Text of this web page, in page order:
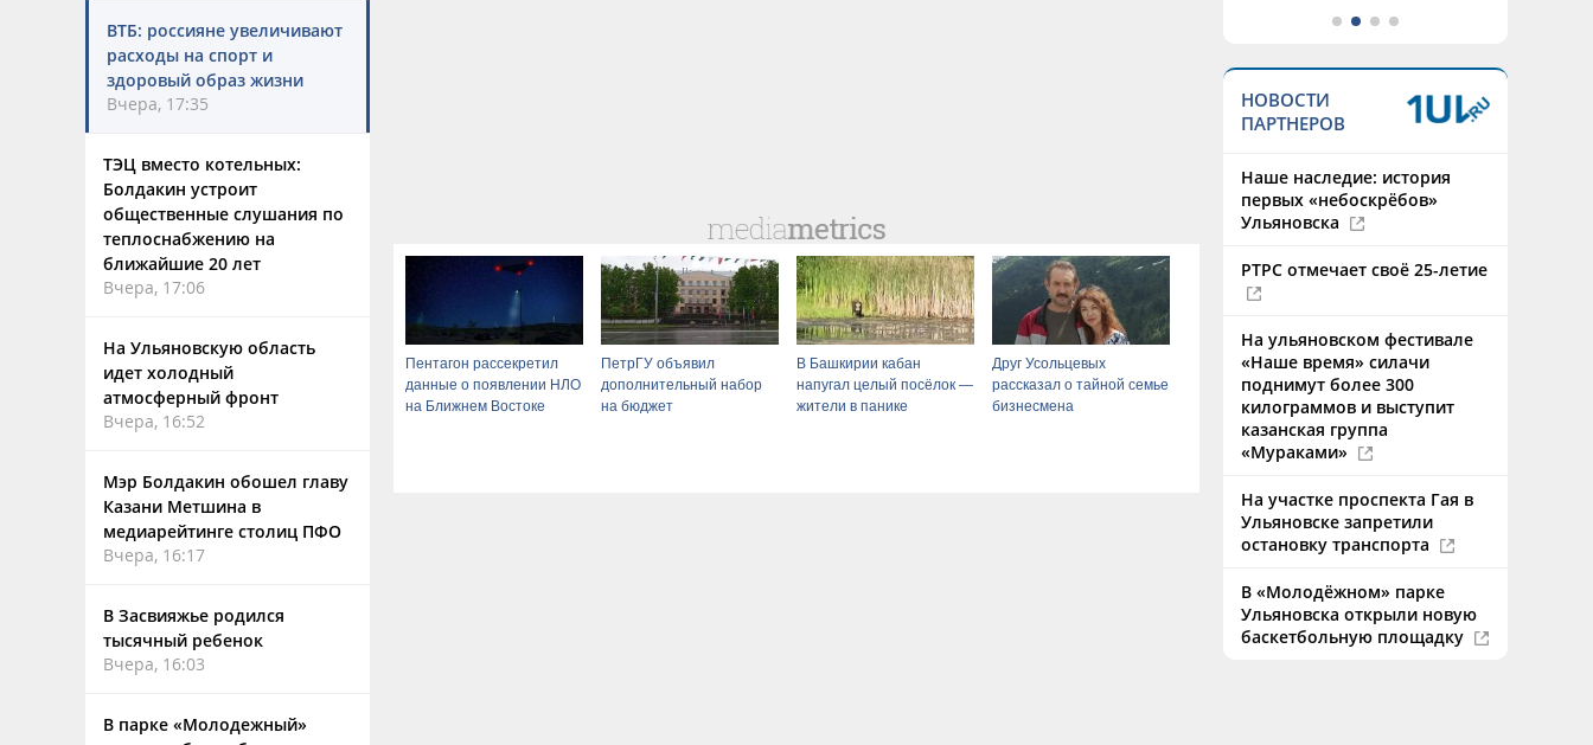
ВТБ: россияне увеличивают
расходы на спорт и
здоровый образ жизни
Вчера, 17:35
ТЭЦ вместо котельных:
Болдакин устроит
общественные слушания по
теплоснабжению на
ближайшие 20 лет
Вчера, 17:06
На Ульяновскую область
идет холодный
атмосферный фронт
Вчера, 16:52
Мэр Болдакин обошел главу
Казани Метшина в
медиарейтинге столиц ПФО
Вчера, 16:17
В Засвияжье родился
тысячный ребенок
Вчера, 16:03
В парке «Молодежный»
Пентагон рассекретил
данные о появлении НЛО
на Ближнем Востоке
ПетрГУ объявил
дополнительный набор
на бюджет
В Башкирии кабан
напугал целый посёлок —
жители в панике
Друг Усольцевых
рассказал о тайной семье
бизнесмена
НОВОСТИ
ПАРТНЕРОВ
Наше наследие: история
первых «небоскрёбов»
Ульяновска
РТРС отмечает своё 25-летие
На ульяновском фестивале
«Наше время» силачи
поднимут более 300
килограммов и выступит
казанская группа
«Мураками»
На участке проспекта Гая в
Ульяновске запретили
остановку транспорта
В «Молодёжном» парке
Ульяновска открыли новую
баскетбольную площадку